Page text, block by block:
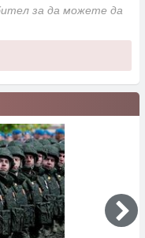
за да можете да